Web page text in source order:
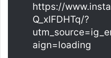
https://
Q_xIFDHTq/?
aign=loading